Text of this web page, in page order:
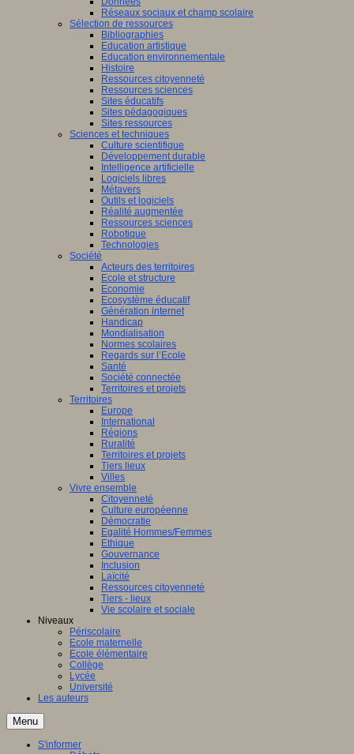
Réseaux sociaux et champ scolaire
Sélection de ressources
Bibliographies
Education artistique
Education environnementale
Histoire
Ressources citoyenneté
Ressources sciences
Sites éducatifs
Sites pédagogiques
Sites ressources
Sciences et techniques
Culture scientifique
Développement durable
Intelligence artificielle
Logiciels libres
Métavers
Outils et logiciels
Réalité augmentée
Ressources sciences
Robotique
Technologies
Société
Acteurs des territoires
Ecole et structure
Economie
Ecosystème éducatif
Génération internet
Handicap
Mondialisation
Normes scolaires
Regards sur l’Ecole
Santé
Société connectée
Territoires et projets
Territoires
Europe
International
Régions
Ruralité
Territoires et projets
Tiers lieux
Villes
Vivre ensemble
Citoyenneté
Culture européenne
Démocratie
Egalité Hommes/Femmes
Ethique
Gouvernance
Inclusion
Laïcité
Ressources citoyenneté
Tiers - lieux
Vie scolaire et sociale
Niveaux
Périscolaire
Ecole maternelle
Ecole élémentaire
Collège
Lycée
Université
Les auteurs
Menu
S'informer